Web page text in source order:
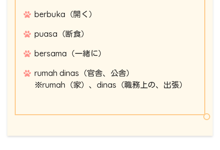
berbuka（開く）
puasa（断食）
bersama（一緒に）
rumah dinas（官舎、公舎）
※rumah（家）、dinas（職務上の、出張）